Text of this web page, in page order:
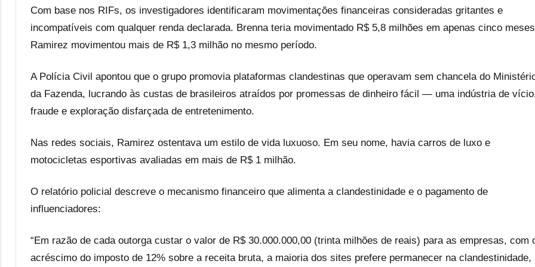
Com base nos RIFs, os investigadores identificaram movimentações financeiras consideradas gritantes e
incompatíveis com qualquer renda declarada. Brenna teria movimentado R$ 5,8 milhões em apenas cinco
Ramirez movimentou mais de R$ 1,3 milhão no mesmo período.
A Polícia Civil apontou que o grupo promovia plataformas clandestinas que operavam sem chancela do
da Fazenda, lucrando às custas de brasileiros atraídos por promessas de dinheiro fácil — uma indústria de
fraude e exploração disfarçada de entretenimento.
Nas redes sociais, Ramirez ostentava um estilo de vida luxuoso. Em seu nome, havia carros de luxo e
motocicletas esportivas avaliadas em mais de R$ 1 milhão.
O relatório policial descreve o mecanismo financeiro que alimenta a clandestinidade e o pagamento de
influenciadores:
“Em razão de cada outorga custar o valor de R$ 30.000.000,00 (trinta milhões de reais) para as empresas, com
acréscimo do imposto de 12% sobre a receita bruta, a maioria dos sites prefere permanecer na clandestinidade,